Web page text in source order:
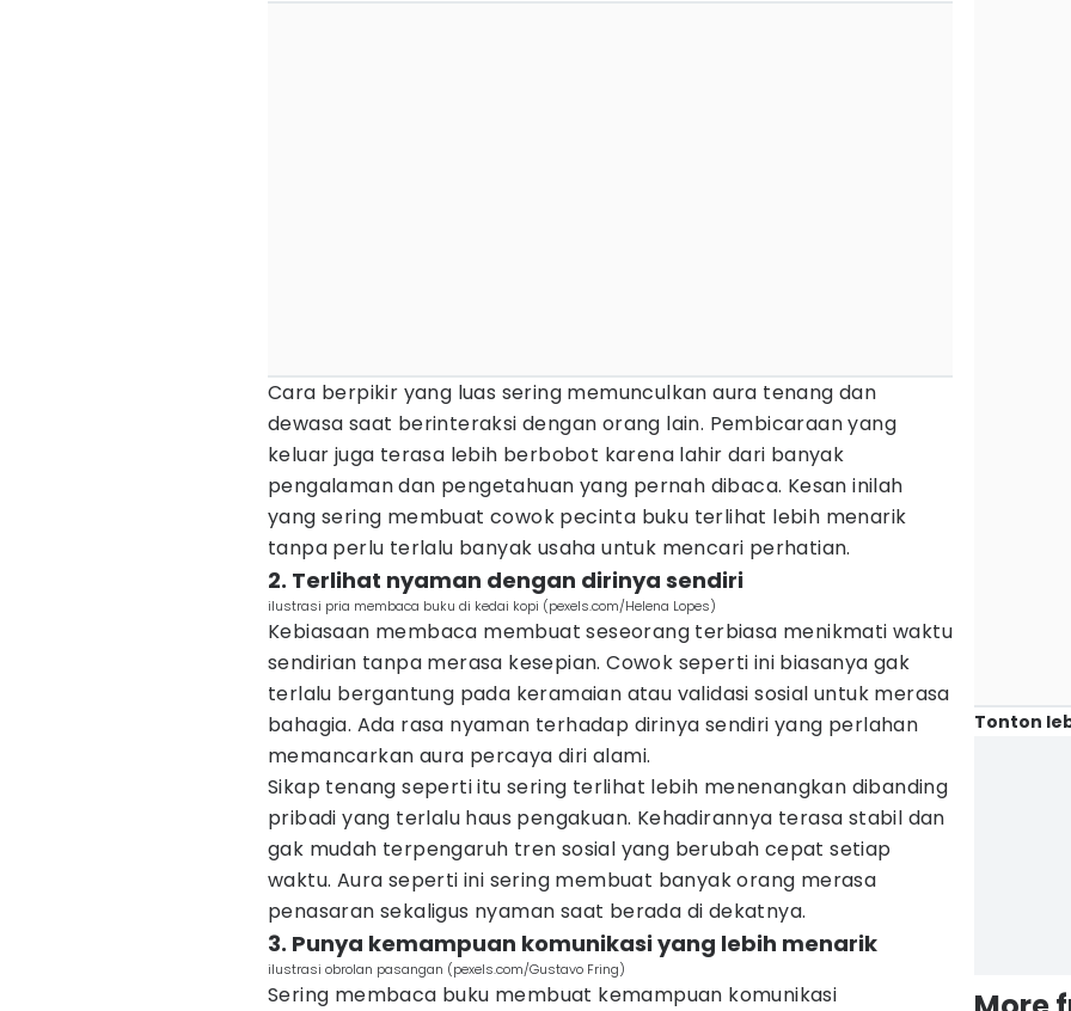
Cara berpikir yang luas sering memunculkan aura tenang dan
dewasa saat berinteraksi dengan orang lain. Pembicaraan yang
keluar juga terasa lebih berbobot karena lahir dari banyak
pengalaman dan pengetahuan yang pernah dibaca. Kesan inilah
yang sering membuat cowok pecinta buku terlihat lebih menarik
tanpa perlu terlalu banyak usaha untuk mencari perhatian.
2. Terlihat nyaman dengan dirinya sendiri
ilustrasi pria membaca buku di kedai kopi (pexels.com/Helena Lopes)
Kebiasaan membaca membuat seseorang terbiasa menikmati waktu
sendirian tanpa merasa kesepian. Cowok seperti ini biasanya gak
terlalu bergantung pada keramaian atau validasi sosial untuk merasa
bahagia. Ada rasa nyaman terhadap dirinya sendiri yang perlahan
memancarkan aura percaya diri alami.
Sikap tenang seperti itu sering terlihat lebih menenangkan dibanding
pribadi yang terlalu haus pengakuan. Kehadirannya terasa stabil dan
gak mudah terpengaruh tren sosial yang berubah cepat setiap
waktu. Aura seperti ini sering membuat banyak orang merasa
penasaran sekaligus nyaman saat berada di dekatnya.
3. Punya kemampuan komunikasi yang lebih menarik
ilustrasi obrolan pasangan (pexels.com/Gustavo Fring)
Sering membaca buku membuat kemampuan komunikasi
Tonton